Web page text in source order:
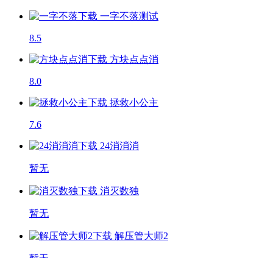
一字不落测试
8.5
方块点点消
8.0
拯救小公主
7.6
24消消消
暂无
消灭数独
暂无
解压管大师2